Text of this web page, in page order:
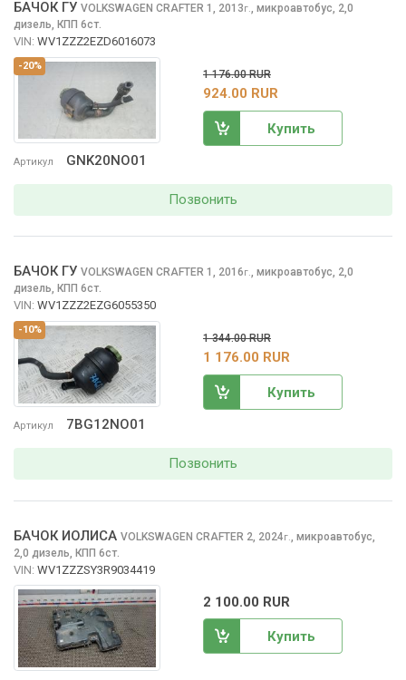
-20%
Артикул GNK20NO01
БАЧОК ГУ VOLKSWAGEN CRAFTER 1, 2013г., микроавтобус, 2,0
дизель, КПП 6ст.
VIN: WV1ZZZ2EZD6016073
1 176.00 RUR
924.00 RUR
Купить
Позвонить
-10%
Артикул 7BG12NO01
БАЧОК ГУ VOLKSWAGEN CRAFTER 1, 2016г., микроавтобус, 2,0
дизель, КПП 6ст.
VIN: WV1ZZZ2EZG6055350
1 344.00 RUR
1 176.00 RUR
Купить
Позвонить
БАЧОК ИОЛИСА VOLKSWAGEN CRAFTER 2, 2024г.
микроавтобус,
2,0 дизель, КПП 6ст.
VIN: WV1ZZZSY3R9034419
2 100.00 RUR
Купить